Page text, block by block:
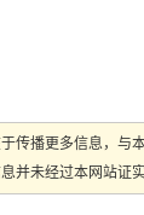
传播更多信息，与
并未经过本网站证